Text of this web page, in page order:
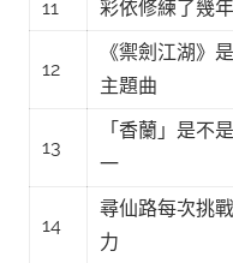
11
彩依修練了幾年
12
《禦劍江湖》
主題曲
13
「香蘭」是不
一
14
尋仙路每次挑
力